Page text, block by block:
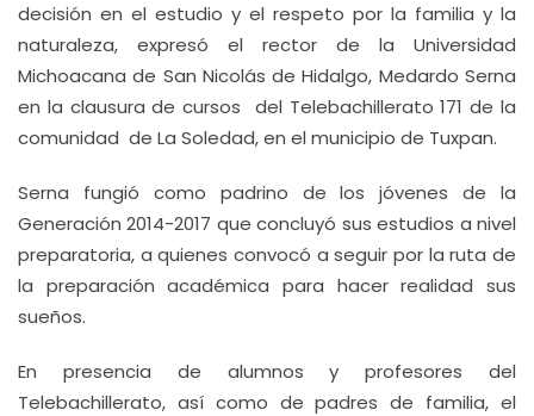
decisión en el estudio y el respeto por la familia y la
naturaleza, expresó el rector de la Universidad
Michoacana de San Nicolás de Hidalgo, Medardo Serna
en la clausura de cursos del Telebachillerato 171 de la
comunidad de La Soledad, en el municipio de Tuxpan.
Serna fungió como padrino de los jóvenes de la
Generación 2014-2017 que concluyó sus estudios a nivel
preparatoria, a quienes convocó a seguir por la ruta de
la preparación académica para hacer realidad sus
sueños.
En presencia de alumnos y profesores del
Telebachillerato, así como de padres de familia, el